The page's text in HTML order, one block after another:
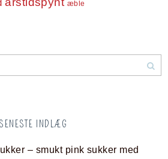
æble
SENESTE INDLÆG